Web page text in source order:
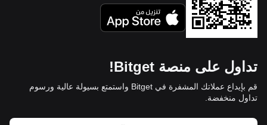
تداول على منصة Bitget!
قم بإيداع عملاتك المشفرة في Bitget واستمتع بسيولة عالية ورسوم
تداول منخفضة.